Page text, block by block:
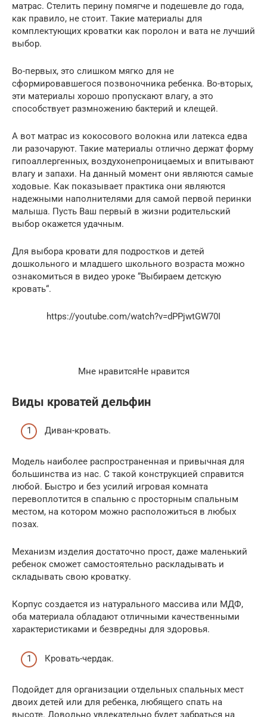
матрас. Стелить перину помягче и подешевле до года,
как правило, не стоит. Такие материалы для
комплектующих кроватки как поролон и вата не лучший
выбор.
Во-первых, это слишком мягко для не
сформировавшегося позвоночника ребенка. Во-вторых,
эти материалы хорошо пропускают влагу, а это
способствует размножению бактерий и клещей.
А вот матрас из кокосового волокна или латекса едва
ли разочаруют. Такие материалы отлично держат форму
гипоаллергенных, воздухонепроницаемых и впитывают
влагу и запахи. На данный момент они являются самые
ходовые. Как показывает практика они являются
надежными наполнителями для самой первой перинки
малыша. Пусть Ваш первый в жизни родительский
выбор окажется удачным.
Для выбора кровати для подростков и детей
дошкольного и младшего школьного возраста можно
ознакомиться в видео уроке “Выбираем детскую
кровать“.
https://youtube.com/watch?v=dPPjwtGW70I
Мне нравитсяНе нравится
Виды кроватей дельфин
Диван-кровать.
Модель наиболее распространенная и привычная для
большинства из нас. С такой конструкцией справится
любой. Быстро и без усилий игровая комната
перевоплотится в спальню с просторным спальным
местом, на котором можно расположиться в любых
позах.
Механизм изделия достаточно прост, даже маленький
ребенок сможет самостоятельно раскладывать и
складывать свою кроватку.
Корпус создается из натурального массива или МДФ,
оба материала обладают отличными качественными
характеристиками и безвредны для здоровья.
Кровать-чердак.
Подойдет для организации отдельных спальных мест
двоих детей или для ребенка, любящего спать на
высоте. Довольно увлекательно будет забраться на